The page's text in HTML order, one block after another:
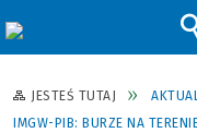
JESTEŚ TUTAJ
IMGW-PIB: BURZE NA